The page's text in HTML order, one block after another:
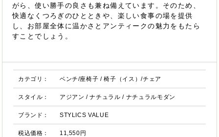
がら、使い勝手の良さも兼ね備えています。そのため、
快適なくつろぎのひとときや、楽しい食事の場を提供
し、お部屋全体に温かさとアンティークの魅力をもたら
すことでしょう。
カテゴリ： ベンチ/座椅子 /椅子（イス）/チェア
スタイル： アジアン /ナチュラル / ナチュラルモダン
ブランド： STYLICS VALUE
税込価格： 11,550円